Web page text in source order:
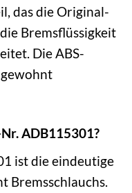
das die Original-
Bremsflüssigkeit
Die ABS-
ADB115301?
ist die eindeutige
Bremsschlauchs.